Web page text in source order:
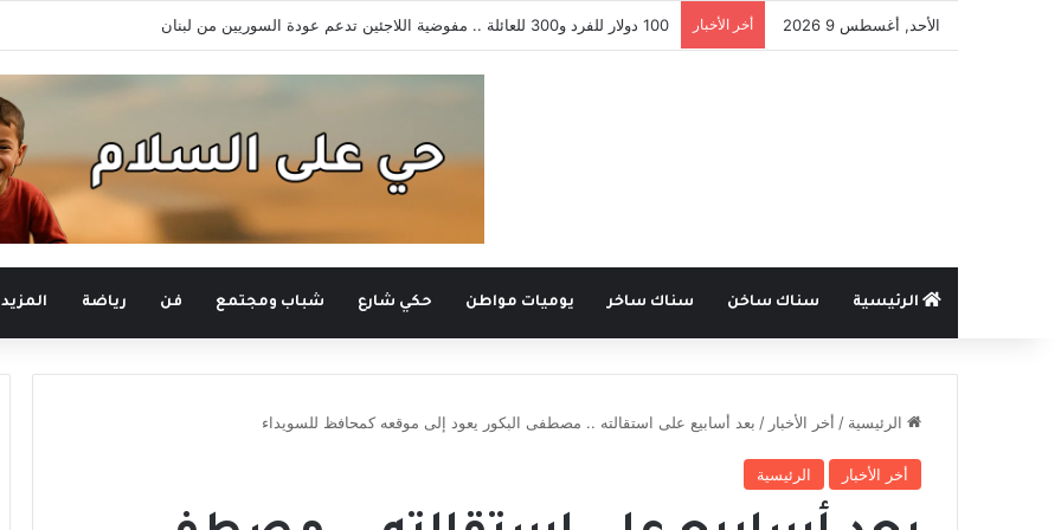
الأحد, أغسطس 9 2026 أخر الأخبار بمبادرة فردية .. ميني var في بطولة شعبية بطرطوس يسبق الدوري السوري
الرئيسية سناك ساخن سناك ساخر يوميات مواطن حكي شارع شباب ومجتمع فن رياضة المزيد
الرئيسية / أخر الأخبار / بعد أسابيع على استقالته .. مصطفى البكور يعود إلى موقعه كمحافظ للسويداء
أخر الأخبار الرئيسية